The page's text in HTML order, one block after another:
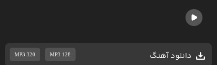
دانلود آهنگ MP3 320 MP3 128